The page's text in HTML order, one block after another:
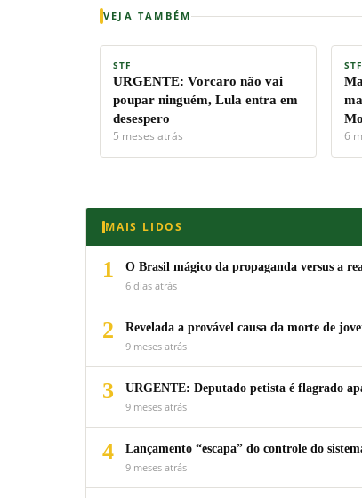
VEJA TAMBÉM
STF
URGENTE: Vorcaro não vai
poupar ninguém, Lula entra em
desespero
5 meses atrás
STF
6
MAIS LIDOS
1
O Brasil mágico da propaganda versus a
6 dias atrás
2
Revelada a provável causa da morte de
9 meses atrás
3
URGENTE: Deputado petista é flagrado
9 meses atrás
4
Lançamento “escapa” do controle do
9 meses atrás